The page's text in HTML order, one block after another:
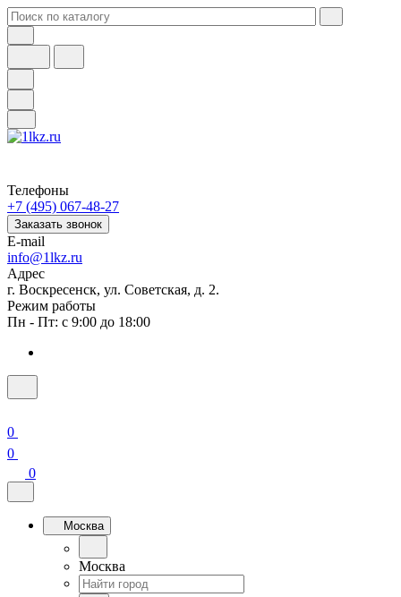
Телефоны
+7 (495) 067-48-27
Заказать звонок
E-mail
info@1lkz.ru
Адрес
г. Воскресенск, ул. Советская, д. 2.
Режим работы
Пн - Пт: с 9:00 до 18:00
0
0
0
Москва
Москва